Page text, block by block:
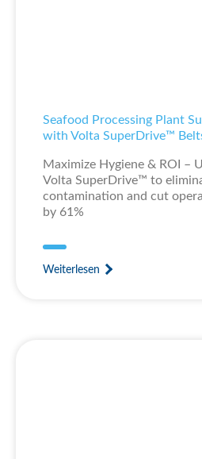
Seafood Processing Plant
with Volta SuperDrive™
Maximize Hygiene & ROI –
Volta SuperDrive™ to
contamination and cut
by 61%
Weiterlesen